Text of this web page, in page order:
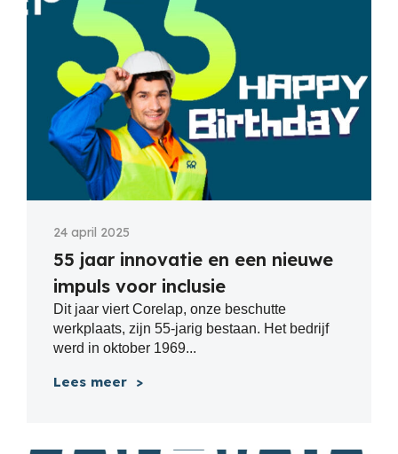
24 april 2025
55 jaar innovatie en een nieuwe
impuls voor inclusie
Dit jaar viert Corelap, onze beschutte
werkplaats, zijn 55-jarig bestaan. Het bedrijf
werd in oktober 1969...
Lees meer